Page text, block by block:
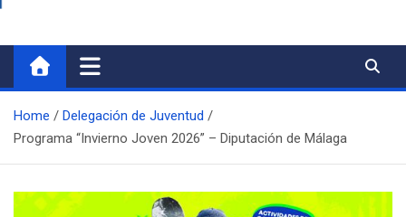
Home
Delegación de Juventud
Programa “Invierno Joven 2026” – Diputación de Málaga